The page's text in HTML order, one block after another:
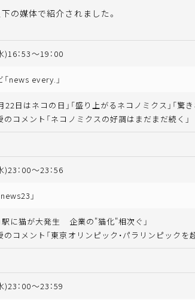
の媒体で紹介されました。
：53～19：00
news every.」
22日はネコの日」「盛り上がるネコノミクス」「驚
コメント「ネコノミクスの好調はまだまだ続く」
：00～23：56
」
」駅に猫が大発生 企業の"猫化"相次ぐ」
コメント「東京オリンピック・パラリンピックを
：00～23：59